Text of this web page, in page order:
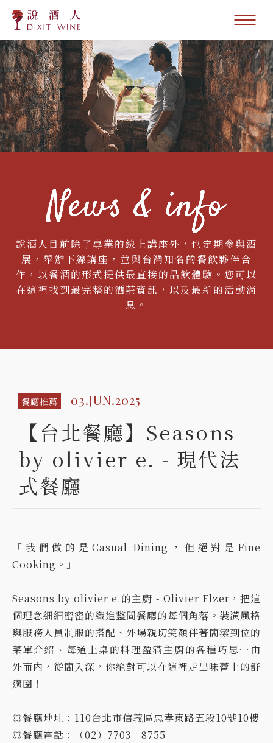
說酒人目前除了專業的線上講座外，也定期參與酒
展，舉辦下線講座，並與台灣知名的餐飲夥伴合
作，以餐酒的形式提供最直接的品飲體驗。您可以
在這裡找到最完整的酒莊資訊，以及最新的活動消
息。
餐廳推薦 03.JUN.2025
【台北餐廳】Seasons
by olivier e. - 現代法
式餐廳
「我們做的是Casual Dining，但絕對是Fine
Cooking。」
Seasons by olivier e.的主廚 - Olivier Elzer，把這
個理念細細密密的織進整間餐廳的每個角落。裝潢風格
與服務人員制服的搭配、外場親切笑顏伴著簡潔到位的
菜單介紹、每道上桌的料理盈滿主廚的各種巧思…由
外而內，從簡入深，你絕對可以在這裡走出味蕾上的舒
適圈！
◎餐廳地址：110台北市信義區忠孝東路五段10號10樓
◎餐廳電話：（02）7703 - 8755